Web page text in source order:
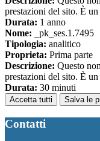
prestazioni del sito. È
Durata: 1 anno
Nome: _pk_ses.1.7495
Tipologia: analitico
Proprieta: Prima parte
Descrizione: Questo
prestazioni del sito. È
Durata: 30 minuti
Accetta tutti Salva le
Contatti